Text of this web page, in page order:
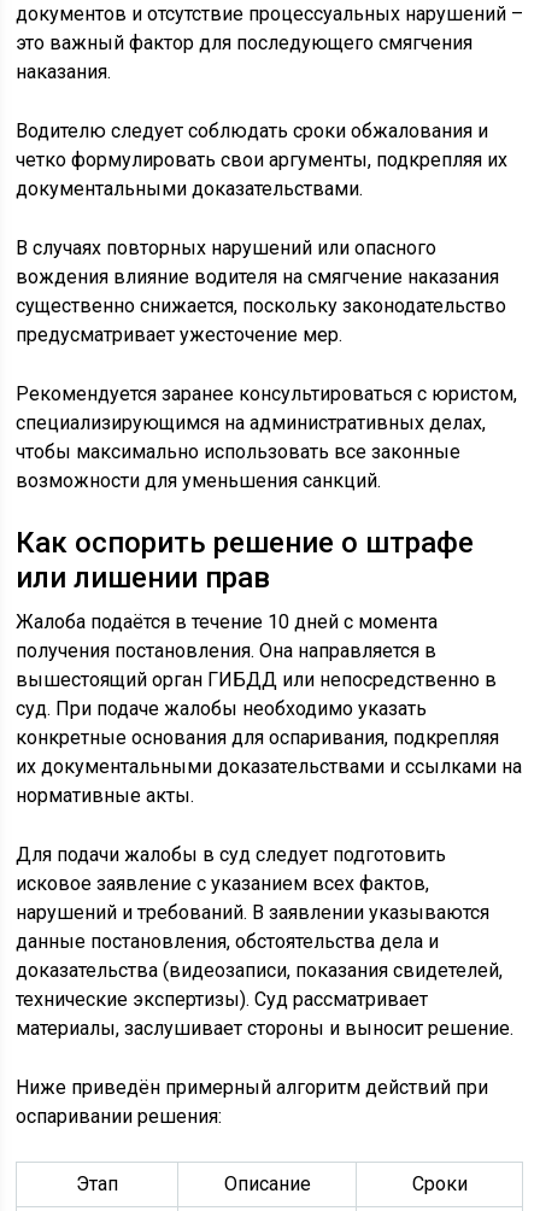
документов и отсутствие процессуальных нарушений –
это важный фактор для последующего смягчения
наказания.
Водителю следует соблюдать сроки обжалования и
четко формулировать свои аргументы, подкрепляя их
документальными доказательствами.
В случаях повторных нарушений или опасного
вождения влияние водителя на смягчение наказания
существенно снижается, поскольку законодательство
предусматривает ужесточение мер.
Рекомендуется заранее консультироваться с юристом,
специализирующимся на административных делах,
чтобы максимально использовать все законные
возможности для уменьшения санкций.
Как оспорить решение о штрафе
или лишении прав
Жалоба подаётся в течение 10 дней с момента
получения постановления. Она направляется в
вышестоящий орган ГИБДД или непосредственно в
суд. При подаче жалобы необходимо указать
конкретные основания для оспаривания, подкрепляя
их документальными доказательствами и ссылками на
нормативные акты.
Для подачи жалобы в суд следует подготовить
исковое заявление с указанием всех фактов,
нарушений и требований. В заявлении указываются
данные постановления, обстоятельства дела и
доказательства (видеозаписи, показания свидетелей,
технические экспертизы). Суд рассматривает
материалы, заслушивает стороны и выносит решение.
Ниже приведён примерный алгоритм действий при
оспаривании решения:
Этап Описание Сроки